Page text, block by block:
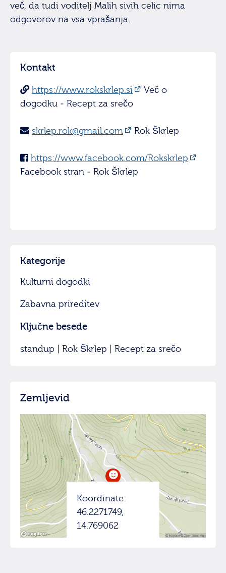
več, da tudi voditelj Malih sivih celic nima
odgovorov na vsa vprašanja.
Kontakt
https://www.rokskrlep.si
Več o
dogodku - Recept za srečo
skrlep.rok@gmail.com Rok Škrlep
https://www.facebook.com/Rokskrlep
Facebook stran - Rok Škrlep
Kategorije
Kulturni dogodki
Zabavna prireditev
Ključne besede
standup | Rok Škrlep | Recept za srečo
Zemljevid
Koordinate:
46.2271749,
14.769062